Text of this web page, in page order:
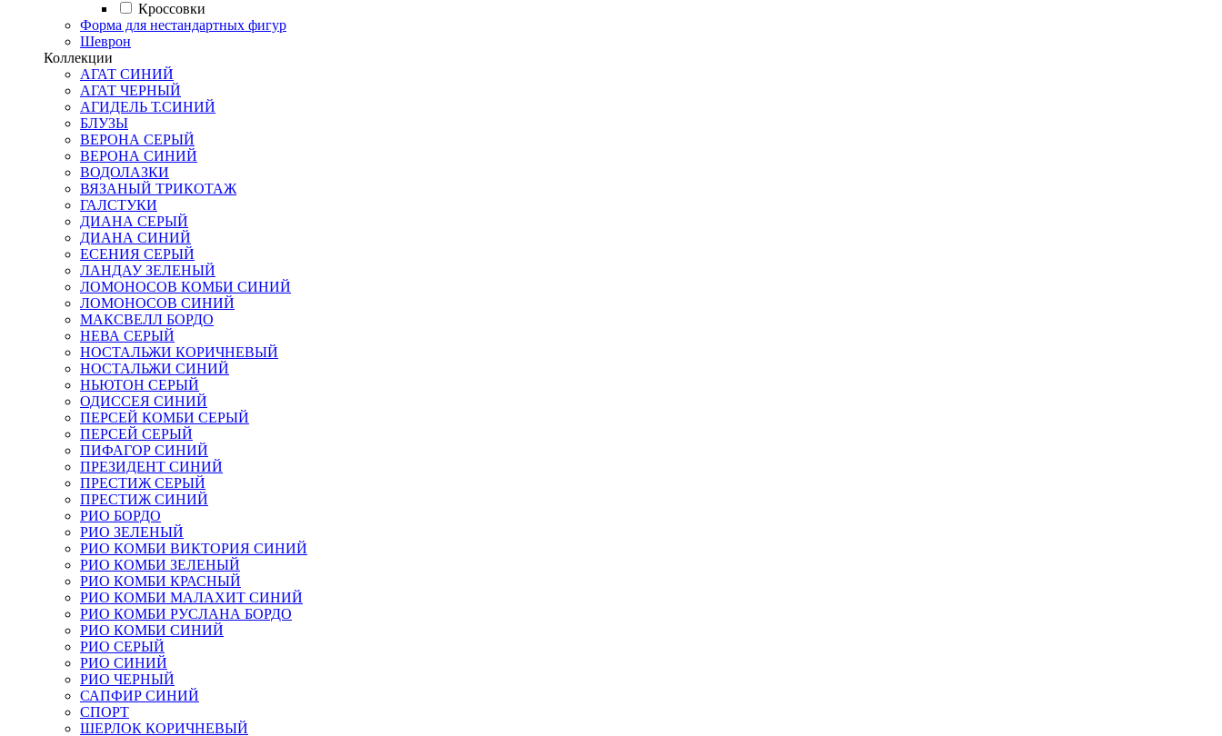
Кроссовки
Форма для нестандартных фигур
Шеврон
Коллекции
АГАТ СИНИЙ
АГАТ ЧЕРНЫЙ
АГИДЕЛЬ Т.СИНИЙ
БЛУЗЫ
ВЕРОНА СЕРЫЙ
ВЕРОНА СИНИЙ
ВОДОЛАЗКИ
ВЯЗАНЫЙ ТРИКОТАЖ
ГАЛСТУКИ
ДИАНА СЕРЫЙ
ДИАНА СИНИЙ
ЕСЕНИЯ СЕРЫЙ
ЛАНДАУ ЗЕЛЕНЫЙ
ЛОМОНОСОВ КОМБИ СИНИЙ
ЛОМОНОСОВ СИНИЙ
МАКСВЕЛЛ БОРДО
НЕВА СЕРЫЙ
НОСТАЛЬЖИ КОРИЧНЕВЫЙ
НОСТАЛЬЖИ СИНИЙ
НЬЮТОН СЕРЫЙ
ОДИССЕЯ СИНИЙ
ПЕРСЕЙ КОМБИ СЕРЫЙ
ПЕРСЕЙ СЕРЫЙ
ПИФАГОР СИНИЙ
ПРЕЗИДЕНТ СИНИЙ
ПРЕСТИЖ СЕРЫЙ
ПРЕСТИЖ СИНИЙ
РИО БОРДО
РИО ЗЕЛЕНЫЙ
РИО КОМБИ ВИКТОРИЯ СИНИЙ
РИО КОМБИ ЗЕЛЕНЫЙ
РИО КОМБИ КРАСНЫЙ
РИО КОМБИ МАЛАХИТ СИНИЙ
РИО КОМБИ РУСЛАНА БОРДО
РИО КОМБИ СИНИЙ
РИО СЕРЫЙ
РИО СИНИЙ
РИО ЧЕРНЫЙ
САПФИР СИНИЙ
СПОРТ
ШЕРЛОК КОРИЧНЕВЫЙ